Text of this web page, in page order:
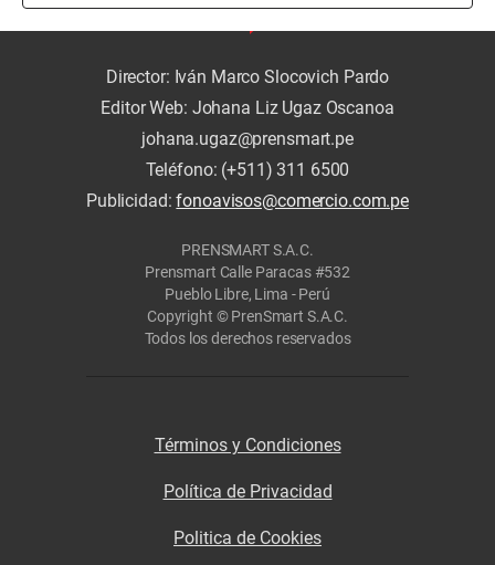
Director: Iván Marco Slocovich Pardo
Editor Web: Johana Liz Ugaz Oscanoa
johana.ugaz@prensmart.pe
Teléfono: (+511) 311 6500
Publicidad:fonoavisos@comercio.com.pe
PRENSMART S.A.C.
Prensmart Calle Paracas #532
Pueblo Libre, Lima - Perú
Copyright © PrenSmart S.A.C.
Todos los derechos reservados
Términos y Condiciones
Política de Privacidad
Politica de Cookies